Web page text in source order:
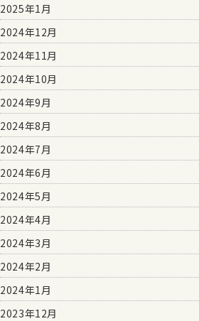
2025年1月
2024年12月
2024年11月
2024年10月
2024年9月
2024年8月
2024年7月
2024年6月
2024年5月
2024年4月
2024年3月
2024年2月
2024年1月
2023年12月